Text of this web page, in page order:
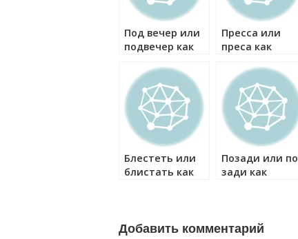
Под вечер или
подвечер как
Пресса или
преса как
Блестеть или
блистать как
Позади или по
зади как
Добавить комментарий